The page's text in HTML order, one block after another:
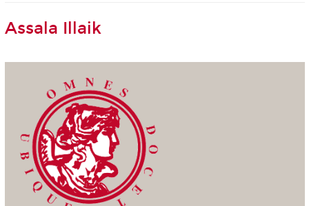
Assala Illaik